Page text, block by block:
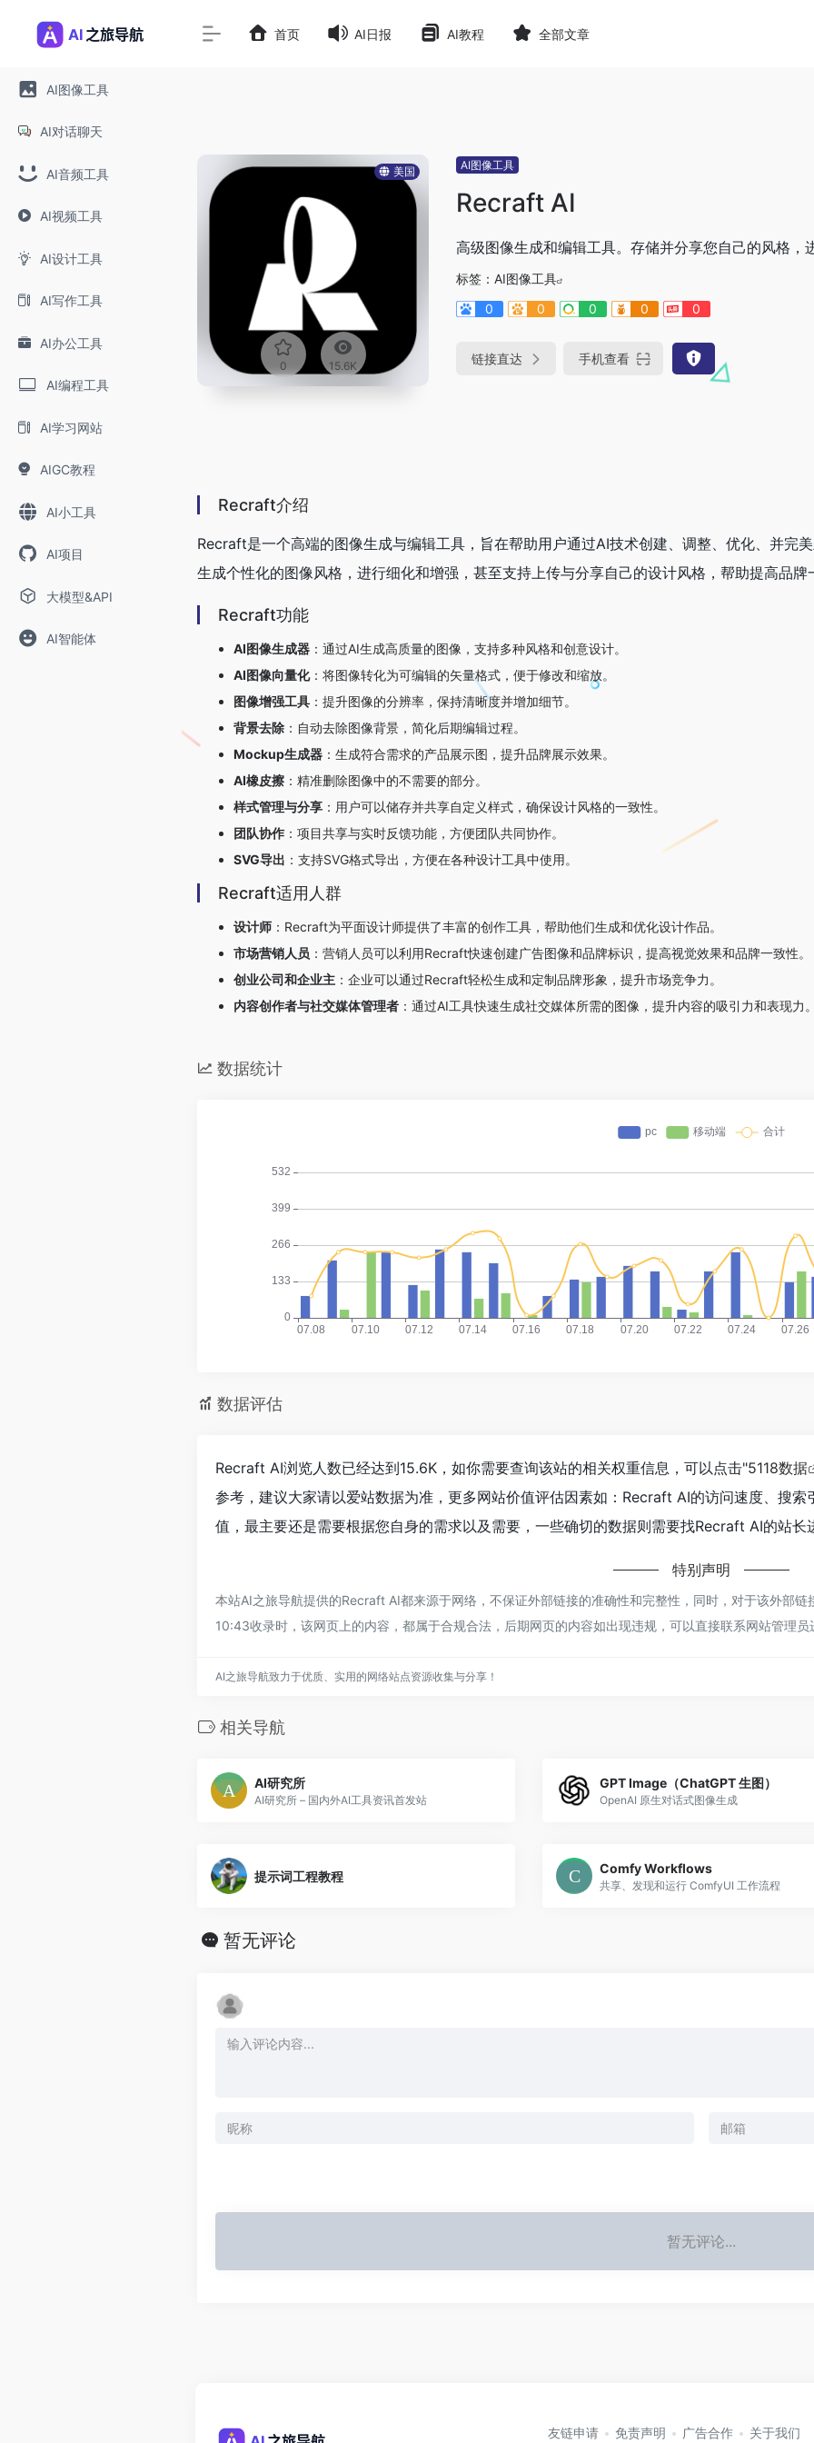
AI图像工具
AI对话聊天
AI音频工具
AI视频工具
AI设计工具
AI写作工具
AI办公工具
AI编程工具
AI学习网站
AIGC教程
AI小工具
AI项目
大模型&API
AI智能体
首页 AI日报 AI教程 全部文章
美国
0 15.6K
AI图像工具
Recraft AI
高级图像生成和编辑工具。存储并分享您自己的风格
标签： AI图像工具
0
0 0 0 0
链接直达 手机查看
Recraft介绍
Recraft是一个高端的图像生成与编辑工具，旨在帮助用户通过AI技术创建、调整、优化、并完
生成个性化的图像风格，进行细化和增强，甚至支持上传与分享自己的设计风格，帮助提高品牌
Recraft功能
AI图像生成器 ：通过AI生成高质量的图像，支持多种风格和创意设计。
AI图像向量化：将图像转化为可编辑的矢量格式，便于修改和缩放。
图像增强工具 ：提升图像的分辨率，保持清晰度并增加细节。
背景去除 ：自动去除图像背景，简化后期编辑过程。
Mockup生成器 ：生成符合需求的产品展示图，提升品牌展示效果。
AI橡皮擦 ：精准删除图像中的不需要的部分。
样式管理与分享 ：用户可以储存并共享自定义样式，确保设计风格的一致性。
团队协作 ：项目共享与实时反馈功能，方便团队共同协作。
SVG导出 ：支持SVG格式导出，方便在各种设计工具中使用。
Recraft适用人群
设计师 ：Recraft为平面设计师提供了丰富的创作工具，帮助他们生成和优化设计作品。
市场营销人员 ：营销人员可以利用Recraft快速创建广告图像和品牌标识，提高视觉效果和品牌一致性。
创业公司和企业主 ：企业可以通过Recraft轻松生成和定制品牌形象，提升市场竞争力。
内容创作者与社交媒体管理者 ：通过AI工具快速生成社交媒体所需的图像，提升内容的吸引力和表现力
数据统计
数据评估
Recraft AI浏览人数已经达到15.6K，如你需要查询该站的相关权重信息，可以点击"5118数据
参考，建议大家请以爱站数据为准，更多网站价值评估因素如：Recraft AI的访问速度、搜
值，最主要还是需要根据您自身的需求以及需要，一些确切的数据则需要找Recraft AI的站
特别声明
本站AI之旅导航提供的Recraft AI都来源于网络，不保证外部链接的准确性和完整性，同时，对于该外部
10:43收录时，该网页上的内容，都属于合规合法，后期网页的内容如出现违规，可以直接联系网站管理
AI之旅导航致力于优质、实用的网络站点资源收集与分享！
相关导航
AI研究所
AI研究所 – 国内外AI工具资讯首发站
GPT Image（ChatGPT 生图）
OpenAI 原生对话式图像生成
提示词工程教程
Comfy Workflows
共享、发现和运行 ComfyUI 工作流程
暂无评论
暂无评论...
友链申请 免责声明 广告合作 关于我们